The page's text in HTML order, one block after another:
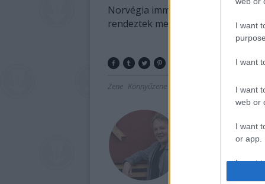
I want
I want
I want
web or
I want
or app.
I want
Norvégia immár harmadszor
rendeztek meg az idén, ezúttal
Zene Könnyűzene